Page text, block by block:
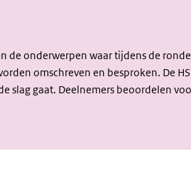
de onderwerpen waar tijdens de
omschreven en besproken. De
slag gaat. Deelnemers beoordelen